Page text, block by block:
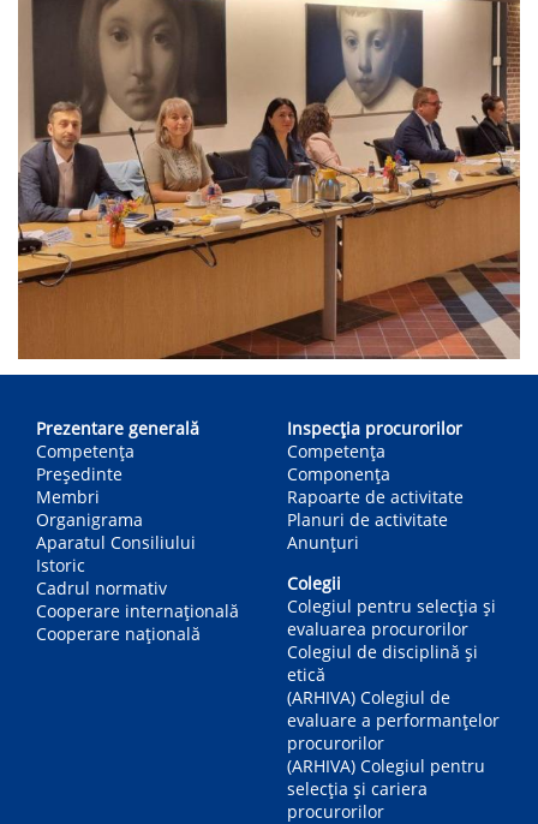
navigation
Prezentare generală
Competența
Președinte
Membri
Organigrama
Aparatul Consiliului
Istoric
Cadrul normativ
Cooperare internațională
Cooperare națională
Inspecția procurorilor
Competenţa
Componența
Rapoarte de activitate
Planuri de activitate
Anunțuri
Colegii
Colegiul pentru selecția și
evaluarea procurorilor
Colegiul de disciplină și
etică
(ARHIVA) Colegiul de
evaluare a performanțelor
procurorilor
(ARHIVA) Colegiul pentru
selecția și cariera
procurorilor